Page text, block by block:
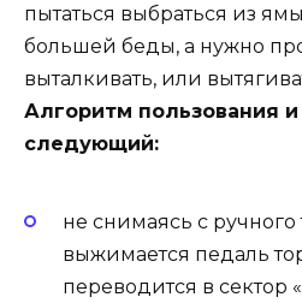
пытаться выбраться из
большей беды, а нужно
выталкивать, или
Алгоритм пользования
следующий:
не снимаясь с ручного
выжимается педаль
переводится в сектор